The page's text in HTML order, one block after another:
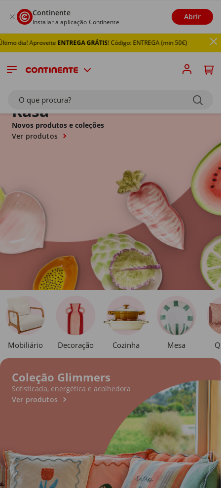
Continente
Instalar a aplicação Continente
Abrir
AproveiteENTREGA GRÁTIS! Código: ENTREGA (min 50€)
O que procura?
Kasa
Novos produtos e coleções
Ver produtos
Mobiliário Decoração Cozinha Mesa
Coleção Glimmers
Sofisticada, energética e acolhedora
Ver produtos